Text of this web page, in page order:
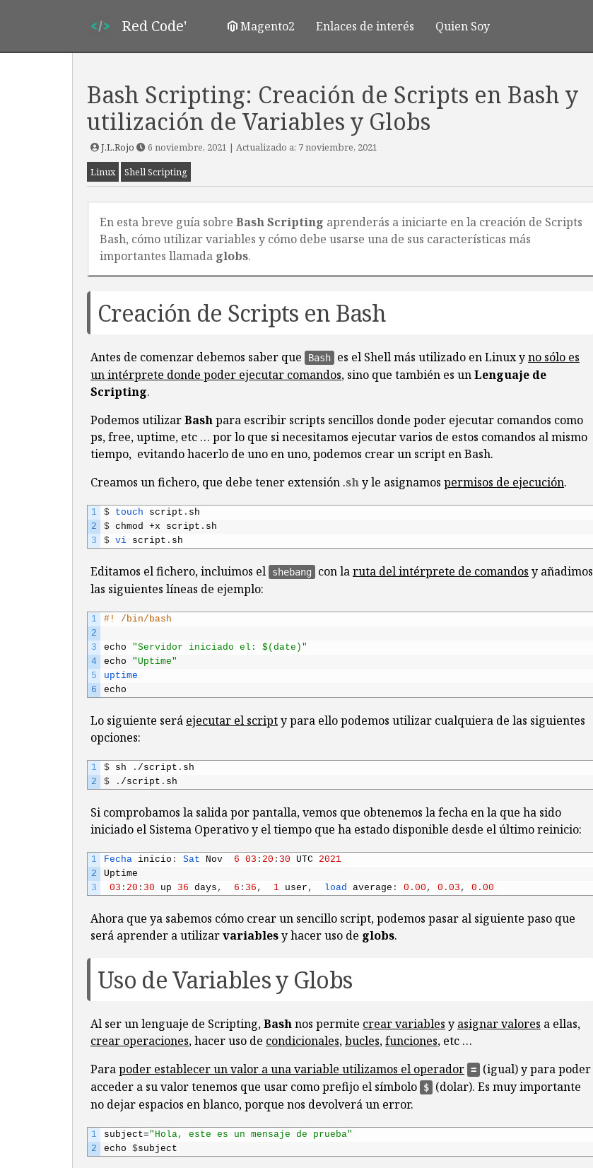
Red Code' Magento2 Enlaces de interés Quien Soy
Bash Scripting: Creación de Scripts en Bash y
utilización de Variables y Globs
J.L.Rojo 6 noviembre, 2021 | Actualizado a: 7 noviembre, 2021
Linux
Shell Scripting
En esta breve guía sobre Bash Scripting aprenderás a iniciarte en la creación de Scripts
Bash, cómo utilizar variables y cómo debe usarse una de sus características más
importantes llamada globs.
Creación de Scripts en Bash
Antes de comenzar debemos saber que Bash es el Shell más utilizado en Linux yno sólo es
un intérprete donde poder ejecutar comandos, sino que también es unLenguaje de
Scripting.
Podemos utilizarBashpara escribir scripts sencillos donde poder ejecutar comandos como
ps, free, uptime, etc … por lo que si necesitamos ejecutar varios de estos comandos al mismo
tiempo, evitando hacerlo de uno en uno, podemos crear un script en Bash.
Creamos un fichero, que debe tener extensión .shy le asignamos permisos de ejecución.
1
2
3
$ touch script . sh
$ chmod +x script . sh
$ vi script . sh
Editamos el fichero, incluimos el shebang con laruta del intérprete de comandos y añadimos
las siguientes líneas de ejemplo:
1
2
3
4
5
6
#! /bin/bash
echo
"Servidor iniciado el: $(date)"
echo
"Uptime"
uptime
echo
Lo siguiente será ejecutar el scripty para ello podemos utilizar cualquiera de las siguientes
opciones:
1
2
$ sh . /script . sh
$
. /script . sh
Si comprobamos la salida por pantalla, vemos que obtenemos la fecha en la que ha sido
iniciado el Sistema Operativo y el tiempo que ha estado disponible desde el último reinicio:
1
2
3
Fecha inicio : Sat Nov 6 03 : 20 : 30 UTC
2021
Uptime
03 : 20 : 30 up 36 days , 6 : 36 , 1 user , load average : 0.00 , 0.03 , 0.00
Ahora que ya sabemos cómo crear un sencillo script, podemos pasar al siguiente paso que
será aprender a utilizarvariablesy hacer uso de globs.
Uso de Variables y Globs
Al ser un lenguaje de Scripting,Bashnos permite crear variables y asignar valores a ellas,
crear operaciones, hacer uso de condicionales,bucles,funciones, etc …
Parapoder establecer un valor a una variable utilizamos el operador =
(igual) y para poder
acceder a su valor tenemos que usar como prefijo el símbolo
$
(dolar). Es muy importante
no dejar espacios en blanco, porque nos devolverá un error.
1
2
subject="Hola, este es un mensaje de prueba"
echo $subject